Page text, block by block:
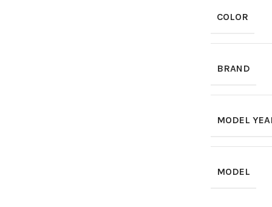
COLOR
BRAND
MODEL
MODEL